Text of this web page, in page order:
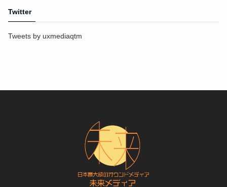
Twitter
Tweets by uxmediaqtm